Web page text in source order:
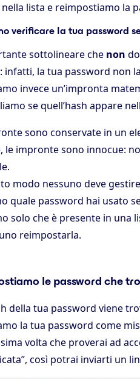
lista e reimpostiamo la
verificare la tua password
sottolineare che non
infatti, la tua password non
invece un’impronta
se quell’hash appare
sono conservate in un
le impronte sono innocue:
modo nessuno deve
quale password hai usato
solo che è presente in una
reimpostarla.
le password che
della tua password viene
la tua password come
volta che proverai ad
così potrai inviarti un